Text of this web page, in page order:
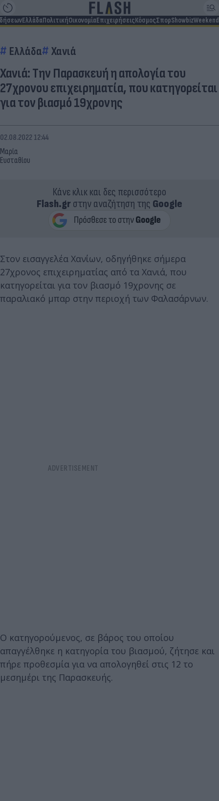
ΕλλάδαΠολιτικήΟικονομίαΕπιχειρήσειςΚόσμοςΣπορShowbizWeekend
Ελλάδα Χανιά
Χανιά: Την Παρασκευή η απολογία του
27χρονου επιχειρηματία, που κατηγορείται
για τον βιασμό 19χρονης
Μαρία
Ευσταθίου
02.08.2022 12:44
Κάνε κλικ και δες περισσότερο
Flash.grστην αναζήτηση της Google
Στον εισαγγελέα Χανίων, οδηγήθηκε σήμερα
27χρονος επιχειρηματίας από τα Χανιά, που
κατηγορείται για τον βιασμό 19χρονης σε
παραλιακό μπαρ στην περιοχή των Φαλασάρνων.
Ο κατηγορούμενος, σε βάρος του οποίου
απαγγέλθηκε η κατηγορία του βιασμού, ζήτησε και
πήρε προθεσμία για να απολογηθεί στις 12 το
μεσημέρι της Παρασκευής.